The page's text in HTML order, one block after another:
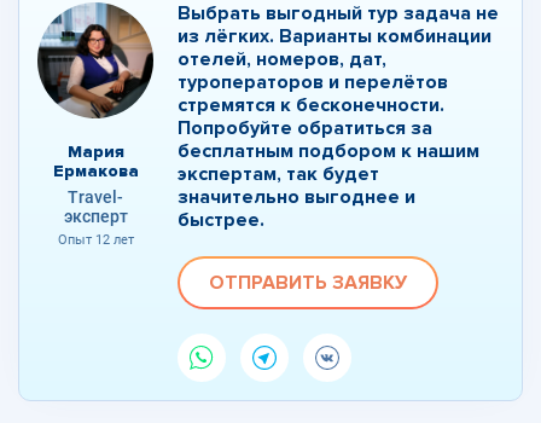
Мария
Ермакова
Travel-
эксперт
Опыт 12 лет
Выбрать выгодный тур задача не
из лёгких. Варианты комбинации
отелей, номеров, дат,
туроператоров и перелётов
стремятся к бесконечности.
Попробуйте обратиться за
бесплатным подбором к нашим
экспертам, так будет
значительно выгоднее и
быстрее.
ОТПРАВИТЬ ЗАЯВКУ